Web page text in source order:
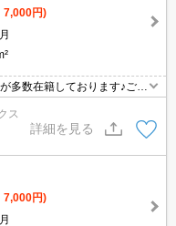
7,000円)
数在籍しております♪ご要
弊社に一度も来店せずとも
れている物件も全てご紹介
申し付けください★
ス
詳細を見る
7,000円)